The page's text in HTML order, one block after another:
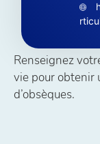
Renseignez
vie pour obtenir
d’obsèques.